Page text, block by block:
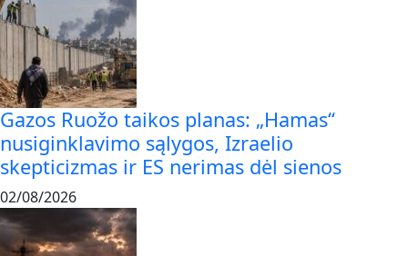
Gazos Ruožo taikos planas: „Hamas“
nusiginklavimo sąlygos, Izraelio
skepticizmas ir ES nerimas dėl sienos
02/08/2026